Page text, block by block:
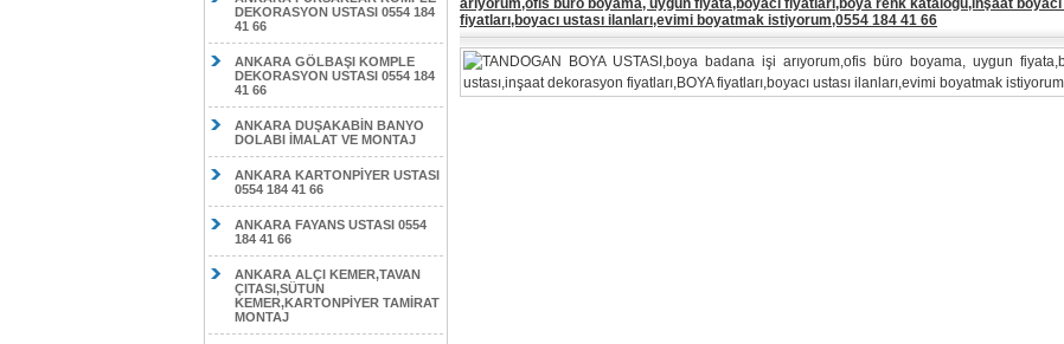
DEKORASYON USTASI 0554 184
41 66
ANKARA GÖLBAŞI KOMPLE
DEKORASYON USTASI 0554 184
41 66
ANKARA DUŞAKABİN BANYO
DOLABI İMALAT VE MONTAJ
ANKARA KARTONPİYER USTASI
0554 184 41 66
ANKARA FAYANS USTASI 0554
184 41 66
ANKARA ALÇI KEMER,TAVAN
ÇITASI,SÜTUN
KEMER,KARTONPİYER TAMİRAT
MONTAJ
arıyorum,ofis büro boyama, uygun fiyata,boyacı fiyatları,boya renk kataloğu,inşaat
fiyatları,boyacı ustası ilanları,evimi boyatmak istiyorum,0554 184 41 66